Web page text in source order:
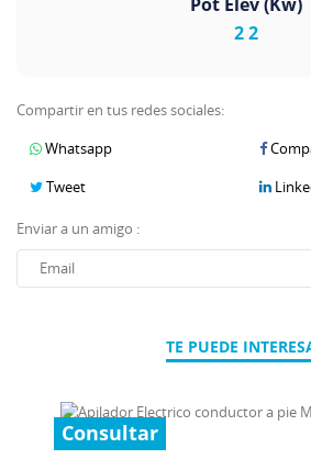
2 2
Compartir en tus redes sociales:
Whatsapp
Tweet
Enviar a un amigo :
TE PUEDE
Consultar